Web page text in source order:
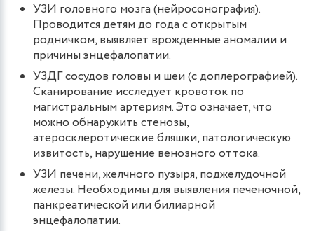
УЗИ головного мозга (нейросонография).
Проводится детям до года с открытым
родничком, выявляет врожденные аномалии и
причины энцефалопатии.
УЗДГ сосудов головы и шеи (с доплерографией).
Сканирование исследует кровоток по
магистральным артериям. Это означает, что
можно обнаружить стенозы,
атеросклеротические бляшки, патологическую
извитость, нарушение венозного оттока.
УЗИ печени, желчного пузыря, поджелудочной
железы. Необходимы для выявления печеночной,
панкреатической или билиарной
энцефалопатии.